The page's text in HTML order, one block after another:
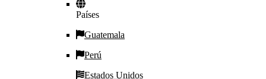
Países
Guatemala
Perú
Estados Unidos